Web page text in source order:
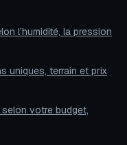
l’humidité, la pression
uniques, terrain et prix
votre budget,